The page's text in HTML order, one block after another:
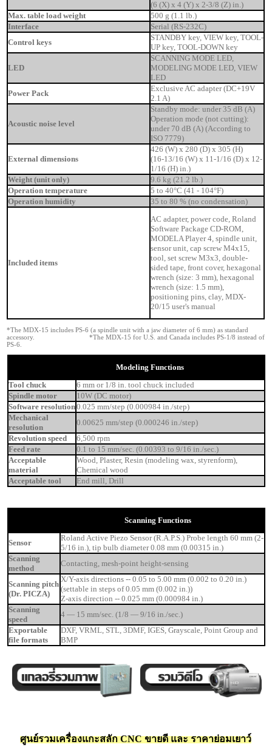
(6 (X) x 4 (Y) x 2-3/8 (Z) in.)
Max. table load weight
500 g (1.1 lb.)
Interface
Serial (RS-232C)
Control keys
STANDBY key, VIEW key, TOOL-
UP key, TOOL-DOWN key
LED
SCANNING MODE LED,
MODELING MODE LED, VIEW
LED
Power Pack
Exclusive AC adapter (DC+19V
2.1 A)
Acoustic noise level
Standby mode: under 35 dB (A)
Operation mode (not cutting):
under 70 dB (A) (According to
ISO 7779)
External dimensions
426 (W) x 280 (D) x 305 (H)
(16-13/16 (W) x 11-1/16 (D) x 12-
1/16 (H) in.)
Weight (unit only)
9.6 kg (21.2 lb.)
Operation temperature
5 to 40°C (41 - 104°F)
Operation humidity
35 to 80 % (no condensation)
Included items
AC adapter, power code, Roland
Software PackageCD-ROM,
MODELA Player 4, spindle unit,
sensor unit, cap screw M4x15,
tool, set screw M3x3, double-
sided tape, front cover, hexagonal
wrench (size: 3 mm), hexagonal
wrench (size: 1.5 mm),
positioning pins, clay, MDX-
20/15 user's manual
*The MDX-15 includes PS-6 (a spindle unit with a jaw diameter of 6 mm) as standard
accessory. *The MDX-15 for U.S. and Canada includes PS-1/8 instead of
PS-6.
Modeling Functions
Tool chuck
6 mm or 1/8 in. tool chuck included
Spindle motor
10W (DC motor)
Software resolution0.025 mm/step (0.000984 in./step)
Mechanical
resolution
0.00625 mm/step (0.000246 in./step)
Revolution speed
6,500 rpm
Feed rate
0.1 to 15 mm/sec. (0.00393 to 9/16 in./sec.)
Acceptable
material
Wood, Plaster, Resin (modeling wax, styrenform),
Chemical wood
Acceptable tool
End mill, Drill
Scanning Functions
Sensor
Roland Active Piezo Sensor (R.A.P.S.) Probe length 60 mm (2-
5/16 in.), tip bulb diameter 0.08 mm (0.00315 in.)
Scanning
method
Contacting, mesh-point height-sensing
Scanning pitch
(Dr. PICZA)
X/Y-axis directions -- 0.05 to 5.00 mm (0.002 to 0.20 in.)
(settable in steps of 0.05 mm (0.002 in.))
Z-axis direction -- 0.025 mm (0.000984 in.)
Scanning
speed
4 — 15 mm/sec. (1/8 — 9/16 in./sec.)
Exportable
file formats
DXF, VRML, STL, 3DMF, IGES, Grayscale, Point Group and
BMP
ศูนย์รวมเครื่องแกะสลัก CNC ขายดี และ ราคาย่อมเยาว์